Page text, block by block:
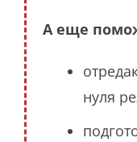
А еще
нуля